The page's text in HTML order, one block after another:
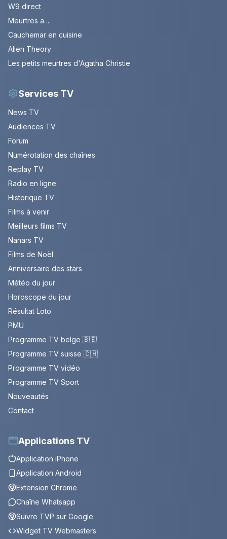
W9 direct
Meurtres a ...
Cauchemar en cuisine
Alien Theory
Les petits meurtres d'Agatha Christie
Services TV
News TV
Audiences TV
Forum
Numérotation des chaînes
Replay TV
Radio en ligne
Historique TV
Films à venir
Meilleurs films TV
Nanars TV
Films de Noël
Anniversaire des stars
Météo du jour
Horoscope du jour
Résultat Loto
PMU
Programme TV belge 🇧🇪
Programme TV suisse 🇨🇭
Programme TV vidéo
Programme TV Sport
Nouveautés
Contact
Applications TV
Application iPhone
Application Android
Extension Chrome
Chaîne Whatsapp
Suivre TVP sur Google
Widget TV Webmasters